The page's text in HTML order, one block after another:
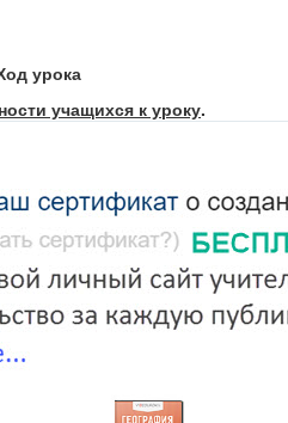
больше всего городов –
Челябинск.
России?45%.
Сибири?Кузбасс.
руд в низовьях Енисея?
опрос.
в состав
урока
учащихся к уроку.
на столе лежат вопросники).
автомобили «Урал»?
район
сельского и городского
Бурятский АО.